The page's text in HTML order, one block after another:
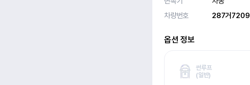
차량번호
287거7209
옵션 정보
썬루프
(일반)